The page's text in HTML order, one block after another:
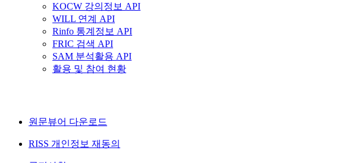
KOCW 강의정보 API
WILL 연계 API
Rinfo 통계정보 API
FRIC 검색 API
SAM 분석활용 API
활용 및 참여 현황
원문뷰어 다운로드
RISS 개인정보 재동의